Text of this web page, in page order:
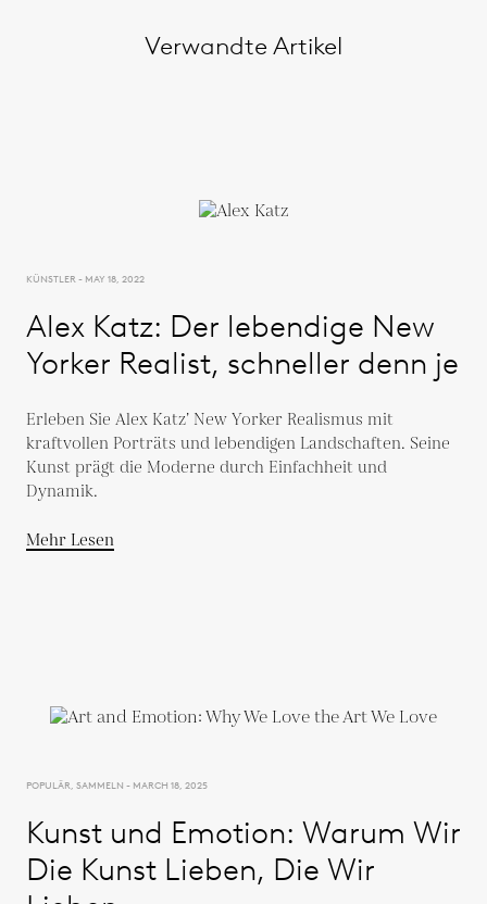
Verwandte Artikel
KÜNSTLER - MAY 18, 2022
Alex Katz: Der lebendige New
Yorker Realist, schneller denn je
Erleben Sie Alex Katz’ New Yorker Realismus mit
kraftvollen Porträts und lebendigen Landschaften. Seine
Kunst prägt die Moderne durch Einfachheit und
Dynamik.
Mehr Lesen
POPULÄR, SAMMELN - MARCH 18, 2025
Kunst und Emotion: Warum Wir
Die Kunst Lieben, Die Wir